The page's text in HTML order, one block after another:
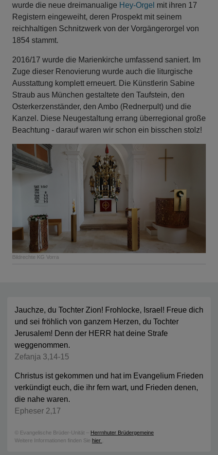
wurde die neue dreimanualige Hey-Orgel mit ihren 17
Registern eingeweiht, deren Prospekt mit seinem
reichhaltigen Schnitzwerk von der Vorgängerorgel von
1854 stammt.
Bildrechte KG Vorra
2016/17 wurde die Marienkirche umfassend saniert. Im
Zuge dieser Renovierung wurde auch die liturgische
Ausstattung komplett erneuert. Die Künstlerin Sabine
Straub aus München gestaltete den Taufstein, den
Osterkerzenständer, den Ambo (Rednerpult) und die
Kanzel. Diese Neugestaltung errang überregional große
Beachtung - darauf waren wir schon ein bisschen stolz!
Jauchze, du Tochter Zion! Frohlocke, Israel! Freue dich
und sei fröhlich von ganzem Herzen, du Tochter
Jerusalem! Denn der HERR hat deine Strafe
weggenommen.
Zefanja 3,14-15
Christus ist gekommen und hat im Evangelium Frieden
verkündigt euch, die ihr fern wart, und Frieden denen,
die nahe waren.
Epheser 2,17
© Evangelische Brüder-Unität – Herrnhuter Brüdergemeine
Weitere Informationen finden Sie hier